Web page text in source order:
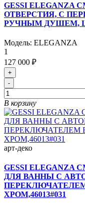
GESSI
ОТВЕРСТИЯ, С
РУЧНЫМ ДУШЕМ,
Модель: ELEGANZA
1
127 000 ₽
+
-
В корзину
арт-деко
GESSI
ДЛЯ ВАННЫ С
ХРОМ,46013#031